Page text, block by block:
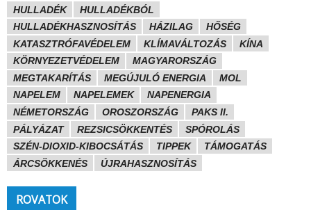
HULLADÉK
HULLADÉKBÓL
HULLADÉKHASZNOSÍTÁS
HÁZILAG
HŐSÉG
KATASZTRÓFAVÉDELEM
KLÍMAVÁLTOZÁS
KÍNA
KÖRNYEZETVÉDELEM
MAGYARORSZÁG
MEGTAKARÍTÁS
MEGÚJULÓ ENERGIA
MOL
NAPELEM
NAPELEMEK
NAPENERGIA
NÉMETORSZÁG
OROSZORSZÁG
PAKS II.
PÁLYÁZAT
REZSICSÖKKENTÉS
SPÓROLÁS
SZÉN-DIOXID-KIBOCSÁTÁS
TIPPEK
TÁMOGATÁS
ÁRCSÖKKENÉS
ÚJRAHASZNOSÍTÁS
ROVATOK